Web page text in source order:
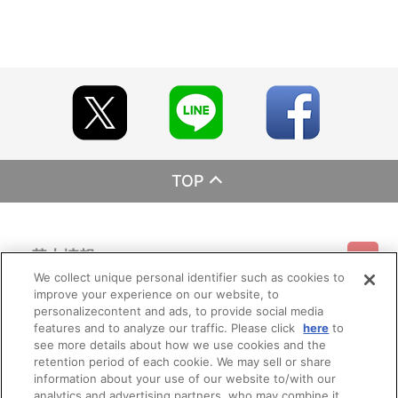
TOP
基本情報
利用規約 特定商取引法に基づく表示 プライバシーポリシー
プライバシーオプション 会社概要
ご利用情報
ご利用ガイド サイトマップ お問い合わせ
会員メニュー
We collect unique personal identifier such as cookies to
improve your experience on our website, to
personalizecontent and ads, to provide social media
features and to analyze our traffic. Please click here to
see more details about how we use cookies and the
retention period of each cookie. We may sell or share
information about your use of our website to/with our